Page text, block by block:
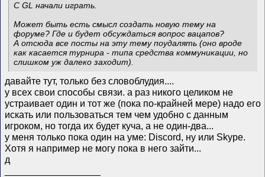
С GL начали играть.
Может быть есть смысл создать новую тему на
форуме? Где и будет обсуждаться вопрос вацапов?
А отсюда все посты на эту тему поудалять (оно вроде
как касается турнира - типа средства коммуникации, но
слишком уж далеко заходит).
давайте тут, только без словоблудия....
у всех свои способы связи. а раз никого целиком не
устраивает один и тот же (пока по-крайней мере) надо его
искать или пользоваться тем чем удобно с данным
игроком, но тогда их будет куча, а не один-два...
у меня только пока один на уме: Discord, ну или Skype.
Хотя я например не могу пока в него зайти...
д